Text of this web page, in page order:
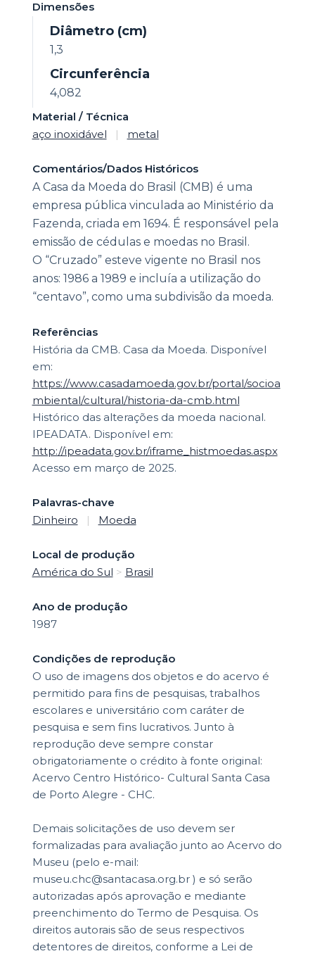
Dimensões
Diâmetro (cm)
1,3
Circunferência
4,082
Material / Técnica
aço inoxidável
| metal
Comentários/Dados Históricos
A Casa da Moeda do Brasil (CMB) é uma
empresa pública vinculada ao Ministério da
Fazenda, criada em 1694. É responsável pela
emissão de cédulas e moedas no Brasil.
O “Cruzado” esteve vigente no Brasil nos
anos: 1986 a 1989 e incluía a utilização do
“centavo”, como uma subdivisão da moeda.
Referências
História da CMB. Casa da Moeda. Disponível
em:
https://www.casadamoeda.gov.br/portal/socioa
mbiental/cultural/historia-da-cmb.html
Histórico das alterações da moeda nacional.
IPEADATA. Disponível em:
http://ipeadata.gov.br/iframe_histmoedas.aspx
Acesso em março de 2025.
Palavras-chave
Dinheiro
| Moeda
Local de produção
América do Sul > Brasil
Ano de produção
1987
Condições de reprodução
O uso de imagens dos objetos e do acervo é
permitido para fins de pesquisas, trabalhos
escolares e universitário com caráter de
pesquisa e sem fins lucrativos. Junto à
reprodução deve sempre constar
obrigatoriamente o crédito à fonte original:
Acervo Centro Histórico- Cultural Santa Casa
de Porto Alegre - CHC.
Demais solicitações de uso devem ser
formalizadas para avaliação junto ao Acervo do
Museu (pelo e-mail:
museu.chc@santacasa.org.br ) e só serão
autorizadas após aprovação e mediante
preenchimento do Termo de Pesquisa. Os
direitos autorais são de seus respectivos
detentores de direitos, conforme a Lei de